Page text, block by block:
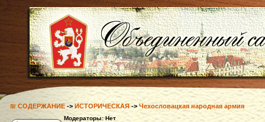
₪ СОДЕРЖАНИЕ-> ИСТОРИЧЕСКАЯ->Чехословацкая народная армия
Модераторы: Нет